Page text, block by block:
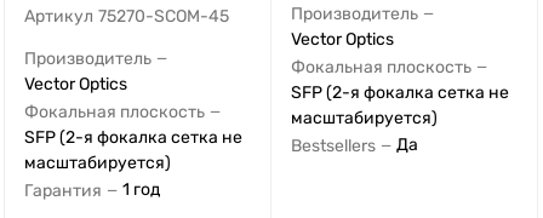
Артикул 75270-SCOM-45
Производитель —
Vector Optics
Фокальная плоскость —
SFP (2-я фокалка сетка не
масштабируется)
Гарантия — 1 год
Производитель —
Vector Optics
Фокальная плоскость —
SFP (2-я фокалка сетка не
масштабируется)
Bestsellers — Да